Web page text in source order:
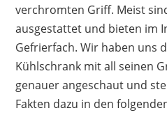
verchromten Griff. Meist
ausgestattet und bieten im
Gefrierfach. Wir haben uns
Kühlschrank mit all seinen
genauer angeschaut und
Fakten dazu in den